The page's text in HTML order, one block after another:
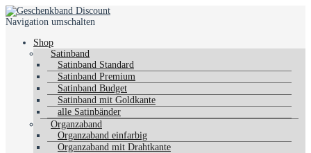
Navigation umschalten
Shop
Satinband
Satinband Standard
Satinband Premium
Satinband Budget
Satinband mit Goldkante
alle Satinbänder
Organzaband
Organzaband einfarbig
Organzaband mit Drahtkante